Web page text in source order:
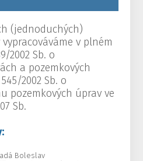
(jednoduchých)
v plném
2002 Sb. o
a pozemkových
2002 Sb. o
pozemkových úprav ve
Sb.
Boleslav